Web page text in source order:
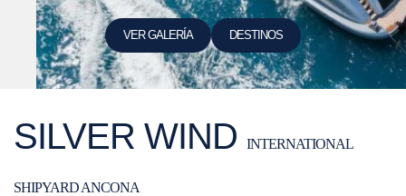
VER GALERÍA DESTINOS
SILVER WIND INTERNATIONAL
SHIPYARD ANCONA